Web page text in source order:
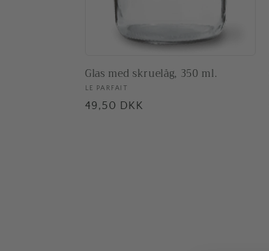
Glas med skruelåg, 350 ml.
Forhandler:
LE PARFAIT
Normalpris
49,50 DKK